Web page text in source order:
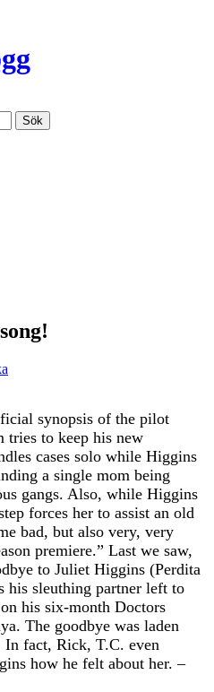
synopsis of the pilot
tries to keep his new
cases solo while Higgins
a single mom being
gangs. Also, while Higgins
forces her to assist an old
bad, but also very, very
premiere.” Last we saw,
to Juliet Higgins (Perdita
his sleuthing partner left to
his six-month Doctors
The goodbye was laden
In fact, Rick, T.C. even
how he felt about her. –